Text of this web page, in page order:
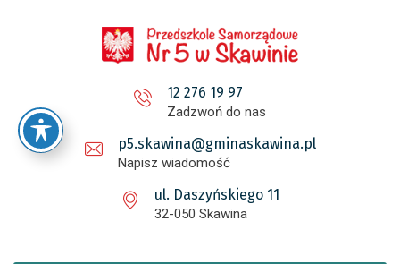
12 276 19 97
Zadzwoń do nas
p5.skawina@gminaskawina.pl
Napisz wiadomość
ul. Daszyńskiego 11
32-050 Skawina